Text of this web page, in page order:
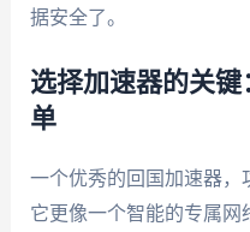
据安全了。
选择加速器的关键
单
一个优秀的回国加速器，
它更像一个智能的专属网